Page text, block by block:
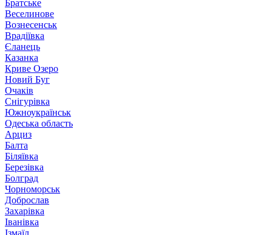
Братське
Веселинове
Вознесенськ
Врадіївка
Єланець
Казанка
Криве Озеро
Новий Буг
Очаків
Снігурівка
Южноукраїнськ
Одеська область
Арциз
Балта
Біляївка
Березівка
Болград
Чорноморськ
Доброслав
Захарівка
Іванівка
Ізмаїл